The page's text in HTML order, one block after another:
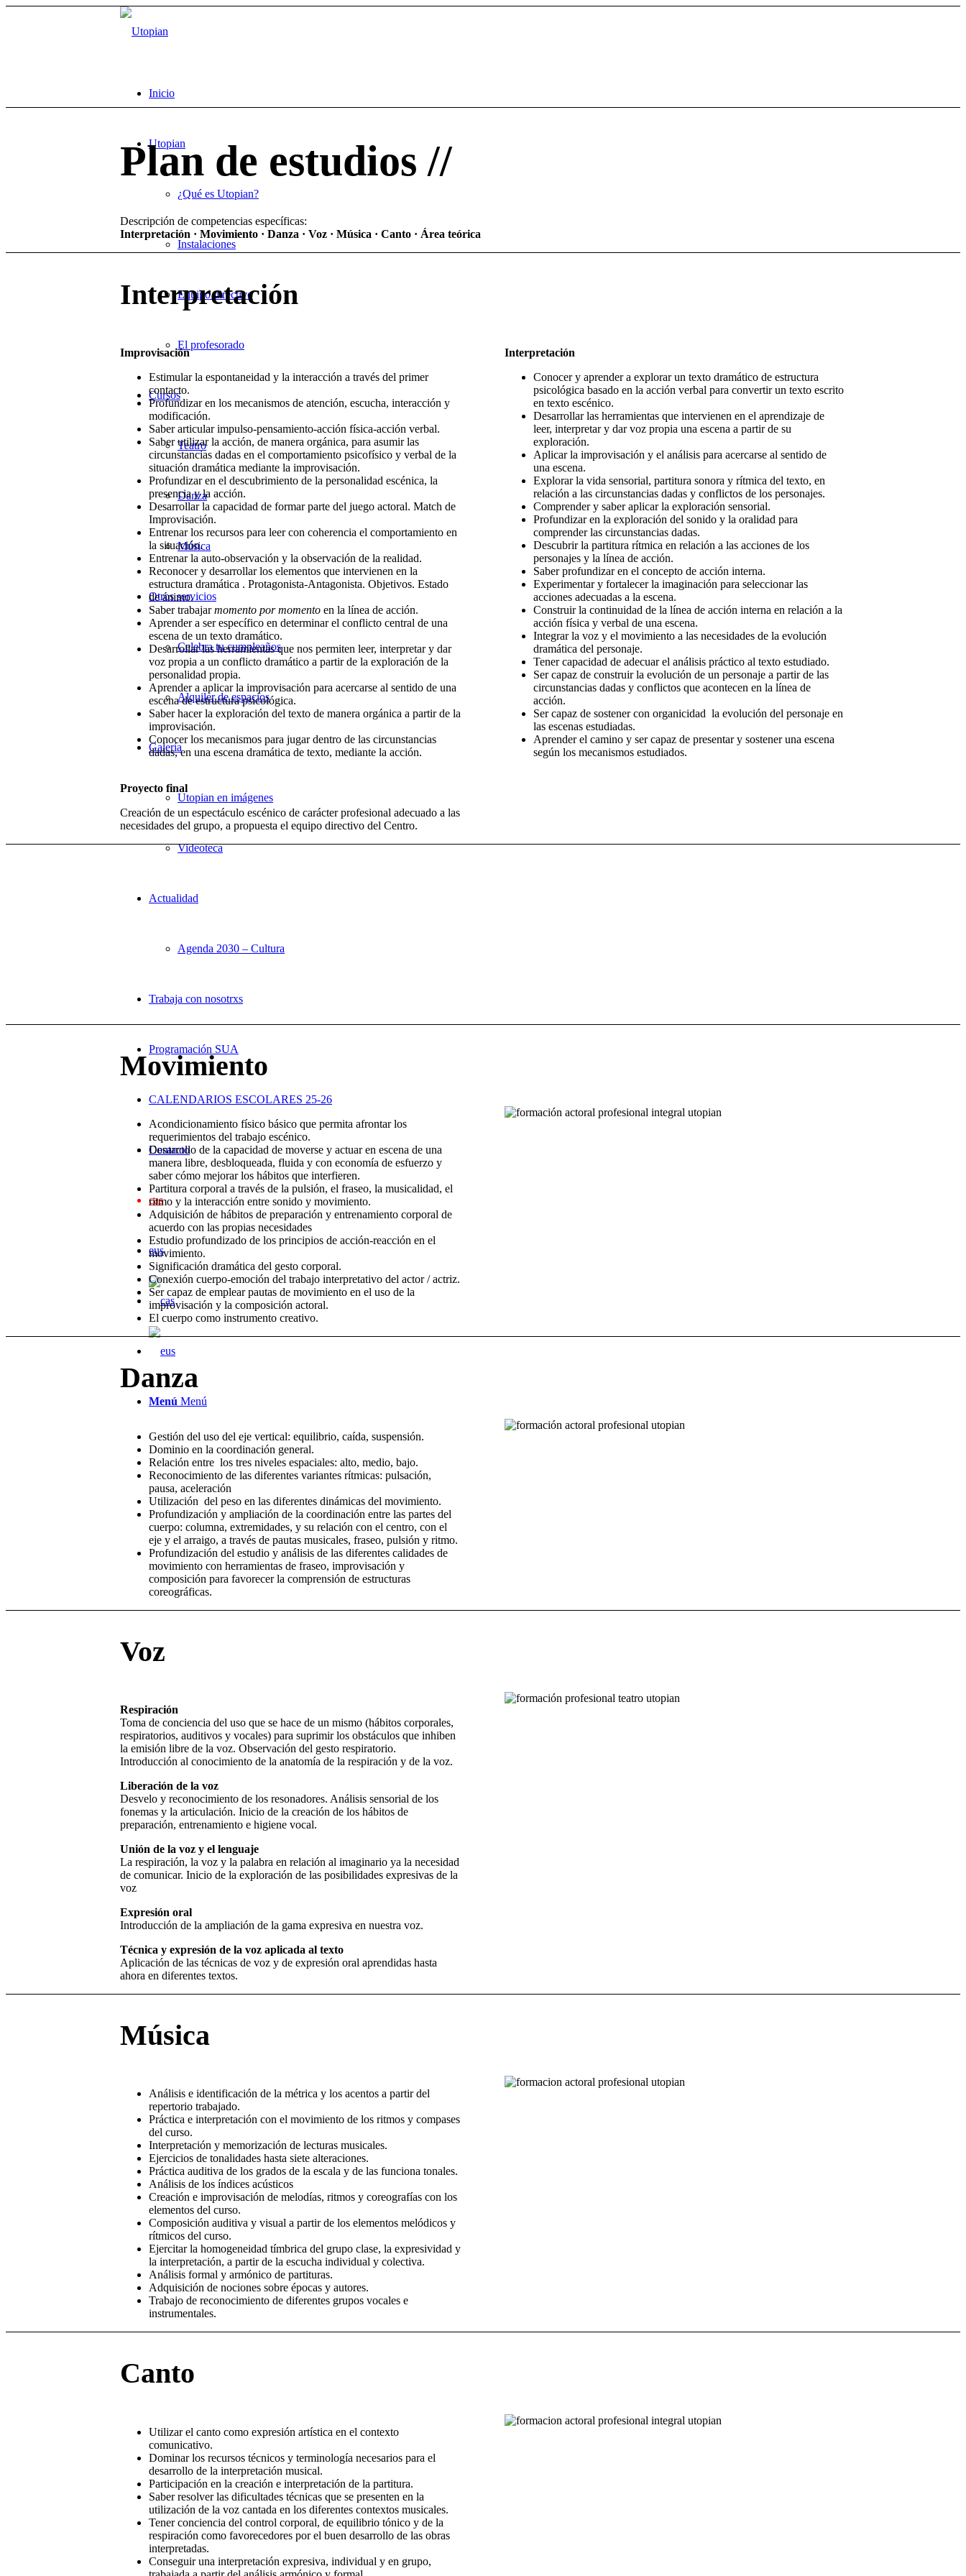
Inicio
Utopian
¿Qué es Utopian?
Instalaciones
Equipo directivo
El profesorado
Cursos
Teatro
Danza
Música
Otros servicios
Celebra tu cumpleaños
Alquiler de espacios
Galería
Utopian en imágenes
Videoteca
Actualidad
Agenda 2030 – Cultura
Trabaja con nosotrxs
Programación SUA
CALENDARIOS ESCOLARES 25-26
Contacto
cas
eus
Menú Menú
Plan de estudios //
Descripción de competencias específicas:
Interpretación · Movimiento · Danza · Voz · Música · Canto · Área teórica
Interpretación
Improvisación
Estimular la espontaneidad y la interacción a través del primer
contacto.
Profundizar en los mecanismos de atención, escucha, interacción y
modificación.
Saber articular impulso-pensamiento-acción física-acción verbal.
Saber utilizar la acción, de manera orgánica, para asumir las
circunstancias dadas en el comportamiento psicofísico y verbal de la
situación dramática mediante la improvisación.
Profundizar en el descubrimiento de la personalidad escénica, la
presencia y la acción.
Desarrollar la capacidad de formar parte del juego actoral. Match de
Improvisación.
Entrenar los recursos para leer con coherencia el comportamiento en
la situación.
Entrenar la auto-observación y la observación de la realidad.
Reconocer y desarrollar los elementos que intervienen en la
estructura dramática . Protagonista-Antagonista. Objetivos. Estado
de ánimo.
Saber trabajarmomento por momento en la línea de acción.
Aprender a ser específico en determinar el conflicto central de una
escena de un texto dramático.
Desarrollar las herramientas que nos permiten leer, interpretar y dar
voz propia a un conflicto dramático a partir de la exploración de la
personalidad propia.
Aprender a aplicar la improvisación para acercarse al sentido de una
escena de estructura psicológica.
Saber hacer la exploración del texto de manera orgánica a partir de la
improvisación.
Conocer los mecanismos para jugar dentro de las circunstancias
dadas, en una escena dramática de texto, mediante la acción.
Interpretación
Conocer y aprender a explorar un texto dramático de estructura
psicológica basado en la acción verbal para convertir un texto escrito
en texto escénico.
Desarrollar las herramientas que intervienen en el aprendizaje de
leer, interpretar y dar voz propia una escena a partir de su
exploración.
Aplicar la improvisación y el análisis para acercarse al sentido de
una escena.
Explorar la vida sensorial, partitura sonora y rítmica del texto, en
relación a las circunstancias dadas y conflictos de los personajes.
Comprender y saber aplicar la exploración sensorial.
Profundizar en la exploración del sonido y la oralidad para
comprender las circunstancias dadas.
Descubrir la partitura rítmica en relación a las acciones de los
personajes y la línea de acción.
Saber profundizar en el concepto de acción interna.
Experimentar y fortalecer la imaginación para seleccionar las
acciones adecuadas a la escena.
Construir la continuidad de la línea de acción interna en relación a la
acción física y verbal de una escena.
Integrar la voz y el movimiento a las necesidades de la evolución
dramática del personaje.
Tener capacidad de adecuar el análisis práctico al texto estudiado.
Ser capaz de construir la evolución de un personaje a partir de las
circunstancias dadas y conflictos que acontecen en la línea de
acción.
Ser capaz de sostener con organicidad la evolución del personaje en
las escenas estudiadas.
Aprender el camino y ser capaz de presentar y sostener una escena
según los mecanismos estudiados.
Proyecto final
Creación de un espectáculo escénico de carácter profesional adecuado a las
necesidades del grupo, a propuesta el equipo directivo del Centro.
Movimiento
Acondicionamiento físico básico que permita afrontar los
requerimientos del trabajo escénico.
Desarrollo de la capacidad de moverse y actuar en escena de una
manera libre, desbloqueada, fluida y con economía de esfuerzo y
saber cómo mejorar los hábitos que interfieren.
Partitura corporal a través de la pulsión, el fraseo, la musicalidad, el
ritmo y la interacción entre sonido y movimiento.
Adquisición de hábitos de preparación y entrenamiento corporal de
acuerdo con las propias necesidades
Estudio profundizado de los principios de acción-reacción en el
movimiento.
Significación dramática del gesto corporal.
Conexión cuerpo-emoción del trabajo interpretativo del actor / actriz.
Ser capaz de emplear pautas de movimiento en el uso de la
improvisación y la composición actoral.
El cuerpo como instrumento creativo.
Danza
Gestión del uso del eje vertical: equilibrio, caída, suspensión.
Dominio en la coordinación general.
Relación entre los tres niveles espaciales: alto, medio, bajo.
Reconocimiento de las diferentes variantes rítmicas: pulsación,
pausa, aceleración
Utilización del peso en las diferentes dinámicas del movimiento.
Profundización y ampliación de la coordinación entre las partes del
cuerpo: columna, extremidades, y su relación con el centro, con el
eje y el arraigo, a través de pautas musicales, fraseo, pulsión y ritmo.
Profundización del estudio y análisis de las diferentes calidades de
movimiento con herramientas de fraseo, improvisación y
composición para favorecer la comprensión de estructuras
coreográficas.
Voz
Respiración
Toma de conciencia del uso que se hace de un mismo (hábitos corporales,
respiratorios, auditivos y vocales) para suprimir los obstáculos que inhiben
la emisión libre de la voz. Observación del gesto respiratorio.
Introducción al conocimiento de la anatomía de la respiración y de la voz.
Liberación de la voz
Desvelo y reconocimiento de los resonadores. Análisis sensorial de los
fonemas y la articulación. Inicio de la creación de los hábitos de
preparación, entrenamiento e higiene vocal.
Unión de la voz y el lenguaje
La respiración, la voz y la palabra en relación al imaginario ya la necesidad
de comunicar. Inicio de la exploración de las posibilidades expresivas de la
voz
Expresión oral
Introducción de la ampliación de la gama expresiva en nuestra voz.
Técnica y expresión de la voz aplicada al texto
Aplicación de las técnicas de voz y de expresión oral aprendidas hasta
ahora en diferentes textos.
Música
Análisis e identificación de la métrica y los acentos a partir del
repertorio trabajado.
Práctica e interpretación con el movimiento de los ritmos y compases
del curso.
Interpretación y memorización de lecturas musicales.
Ejercicios de tonalidades hasta siete alteraciones.
Práctica auditiva de los grados de la escala y de las funciona tonales.
Análisis de los índices acústicos
Creación e improvisación de melodías, ritmos y coreografías con los
elementos del curso.
Composición auditiva y visual a partir de los elementos melódicos y
rítmicos del curso.
Ejercitar la homogeneidad tímbrica del grupo clase, la expresividad y
la interpretación, a partir de la escucha individual y colectiva.
Análisis formal y armónico de partituras.
Adquisición de nociones sobre épocas y autores.
Trabajo de reconocimiento de diferentes grupos vocales e
instrumentales.
Canto
Utilizar el canto como expresión artística en el contexto
comunicativo.
Dominar los recursos técnicos y terminología necesarios para el
desarrollo de la interpretación musical.
Participación en la creación e interpretación de la partitura.
Saber resolver las dificultades técnicas que se presenten en la
utilización de la voz cantada en los diferentes contextos musicales.
Tener conciencia del control corporal, de equilibrio tónico y de la
respiración como favorecedores por el buen desarrollo de las obras
interpretadas.
Conseguir una interpretación expresiva, individual y en grupo,